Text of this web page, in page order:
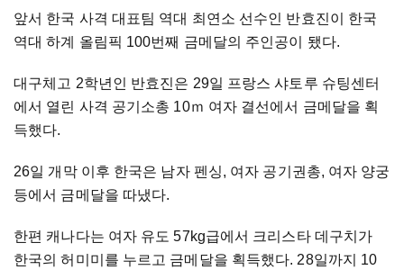
앞서 한국 사격 대표팀 역대 최연소 선수인 반효진이 한국
역대 하계 올림픽 100번째 금메달의 주인공이 됐다.
대구체고 2학년인 반효진은 29일 프랑스 샤토루 슈팅센터
에서 열린 사격 공기소총 10ｍ 여자 결선에서 금메달을 획
득했다.
26일 개막 이후 한국은 남자 펜싱, 여자 공기권총, 여자 양궁
등에서 금메달을 따냈다.
한편 캐나다는 여자 유도 57kg급에서 크리스타 데구치가
한국의 허미미를 누르고 금메달을 획득했다. 28일까지 10